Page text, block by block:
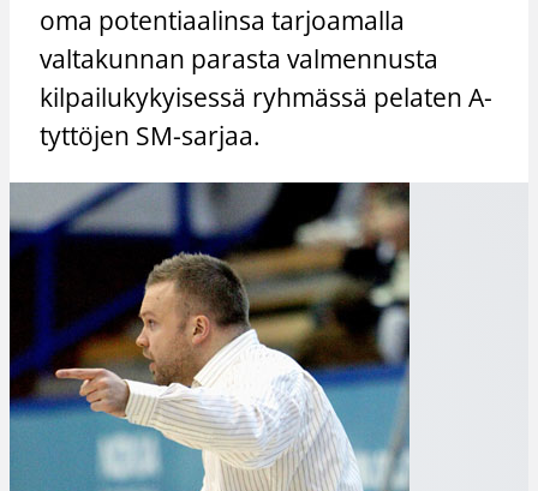
oma potentiaalinsa tarjoamalla
valtakunnan parasta valmennusta
kilpailukykyisessä ryhmässä pelaten A-
tyttöjen SM-sarjaa.